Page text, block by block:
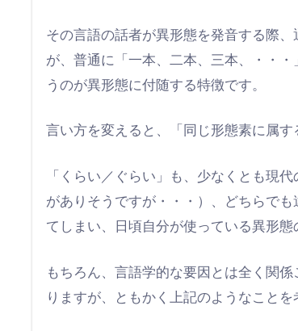
その言語の話者が異形態を発音する際
が、普通に「一本、二本、三本、・・
うのが異形態に付随する特徴です。
言い方を変えると、「同じ形態素に属
「くらい／ぐらい」も、少なくとも現
がありそうですが・・・）、どちらで
てしまい、日頃自分が使っている異形
もちろん、言語学的な要因とは全く関
りますが、ともかく上記のようなこと